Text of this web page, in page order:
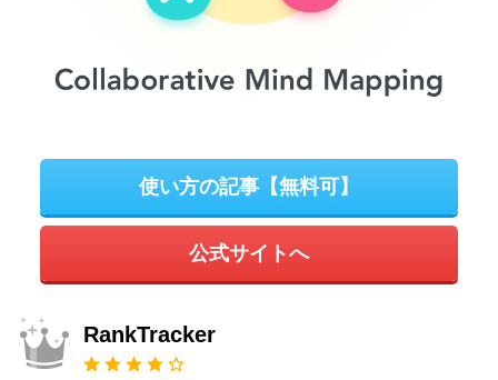
使い方の記事【無料可】
公式サイトへ
RankTracker